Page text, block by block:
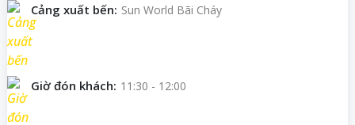
Cảng xuất bến: Sun World Bãi Cháy
Giờ đón khách: 11:30 - 12:00